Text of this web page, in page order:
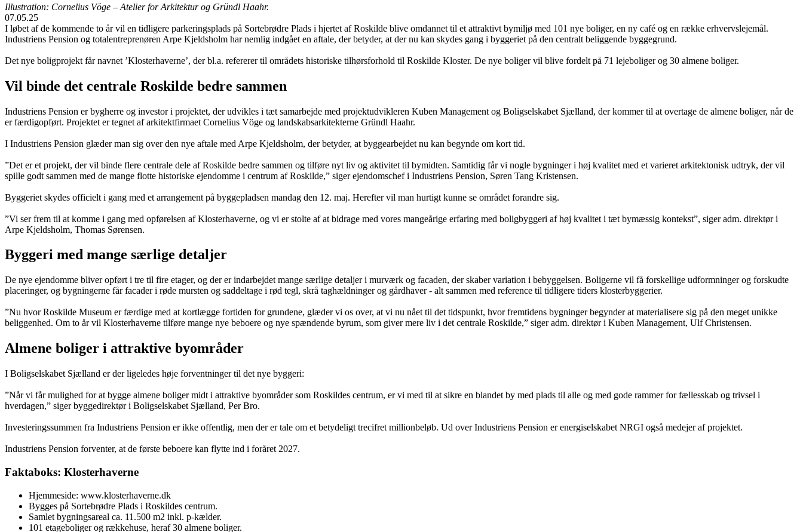
Illustration: Cornelius Vöge – Atelier for Arkitektur og Gründl Haahr.
07.05.25
I løbet af de kommende to år vil en tidligere parkeringsplads på Sortebrødre Plads i hjertet af Roskilde blive omdannet til et attraktivt bymiljø med 101 nye boliger, en ny café og en række erhvervslejemål.
Industriens Pension og totalentreprenøren Arpe Kjeldsholm har nemlig indgået en aftale, der betyder, at der nu kan skydes gang i byggeriet på den centralt beliggende byggegrund.
Det nye boligprojekt får navnet ’Klosterhaverne’, der bl.a. refererer til områdets historiske tilhørsforhold til Roskilde Kloster. De nye boliger vil blive fordelt på 71 lejeboliger og 30 almene boliger.
Vil binde det centrale Roskilde bedre sammen
Industriens Pension er bygherre og investor i projektet, der udvikles i tæt samarbejde med projektudvikleren Kuben Management og Boligselskabet Sjælland, der kommer til at overtage de almene boliger, når de
er færdigopført. Projektet er tegnet af arkitektfirmaet Cornelius Vöge og landskabsarkitekterne Gründl Haahr.
I Industriens Pension glæder man sig over den nye aftale med Arpe Kjeldsholm, der betyder, at byggearbejdet nu kan begynde om kort tid.
”Det er et projekt, der vil binde flere centrale dele af Roskilde bedre sammen og tilføre nyt liv og aktivitet til bymidten. Samtidig får vi nogle bygninger i høj kvalitet med et varieret arkitektonisk udtryk, der vil
spille godt sammen med de mange flotte historiske ejendomme i centrum af Roskilde,” siger ejendomschef i Industriens Pension, Søren Tang Kristensen.
Byggeriet skydes officielt i gang med et arrangement på byggepladsen mandag den 12. maj. Herefter vil man hurtigt kunne se området forandre sig.
”Vi ser frem til at komme i gang med opførelsen af Klosterhaverne, og vi er stolte af at bidrage med vores mangeårige erfaring med boligbyggeri af høj kvalitet i tæt bymæssig kontekst”, siger adm. direktør i
Arpe Kjeldsholm, Thomas Sørensen.
Byggeri med mange særlige detaljer
De nye ejendomme bliver opført i tre til fire etager, og der er indarbejdet mange særlige detaljer i murværk og facaden, der skaber variation i bebyggelsen. Boligerne vil få forskellige udformninger og forskudte
placeringer, og bygningerne får facader i røde mursten og saddeltage i rød tegl, skrå taghældninger og gårdhaver - alt sammen med reference til tidligere tiders klosterbyggerier.
”Nu hvor Roskilde Museum er færdige med at kortlægge fortiden for grundene, glæder vi os over, at vi nu nået til det tidspunkt, hvor fremtidens bygninger begynder at materialisere sig på den meget unikke
beliggenhed. Om to år vil Klosterhaverne tilføre mange nye beboere og nye spændende byrum, som giver mere liv i det centrale Roskilde,” siger adm. direktør i Kuben Management, Ulf Christensen.
Almene boliger i attraktive byområder
I Boligselskabet Sjælland er der ligeledes høje forventninger til det nye byggeri:
”Når vi får mulighed for at bygge almene boliger midt i attraktive byområder som Roskildes centrum, er vi med til at sikre en blandet by med plads til alle og med gode rammer for fællesskab og trivsel i
hverdagen,” siger byggedirektør i Boligselskabet Sjælland, Per Bro.
Investeringssummen fra Industriens Pension er ikke offentlig, men der er tale om et betydeligt trecifret millionbeløb. Ud over Industriens Pension er energiselskabet NRGI også medejer af projektet.
Industriens Pension forventer, at de første beboere kan flytte ind i foråret 2027.
Faktaboks: Klosterhaverne
Hjemmeside: www.klosterhaverne.dk
Bygges på Sortebrødre Plads i Roskildes centrum.
Samlet bygningsareal ca. 11.500 m2 inkl. p-kælder.
101 etageboliger og rækkehuse, heraf 30 almene boliger.